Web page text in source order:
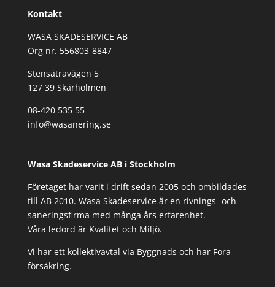
Kontakt
WASA SKADESERVICE AB
Org nr. 556803-8847
Stensätravägen 5
127 39 Skärholmen
08-420 535 55
info@wasanering.se
Wasa Skadeservice AB i Stockholm
Företaget har varit i drift sedan 2005 och ombildades
till AB 2010. Wasa Skadeservice är en rivnings- och
saneringsfirma med många års erfarenhet.
Våra ledord är Kvalitet och Miljö.
Vi har ett kollektivavtal via Byggnads och har Fora
försäkring.